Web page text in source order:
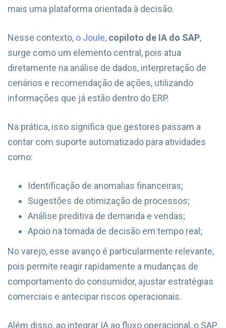
mais uma plataforma orientada à decisão.
Nesse contexto, o Joule, copiloto de IA do SAP,
surge como um elemento central, pois atua
diretamente na análise de dados, interpretação de
cenários e recomendação de ações, utilizando
informações que já estão dentro do ERP.
Na prática, isso significa que gestores passam a
contar com suporte automatizado para atividades
como:
Identificação de anomalias financeiras;
Sugestões de otimização de processos;
Análise preditiva de demanda e vendas;
Apoio na tomada de decisão em tempo real;
No varejo, esse avanço é particularmente relevante,
pois permite reagir rapidamente a mudanças de
comportamento do consumidor, ajustar estratégias
comerciais e antecipar riscos operacionais.
Além disso, ao integrar IA ao fluxo operacional, o SAP